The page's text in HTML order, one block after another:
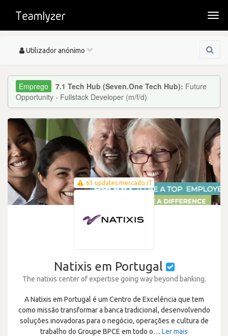
Toggle
Utilizador anónimo
7.1 Tech Hub (Seven.One Tech Hub): Future
Opportunity - Fullstack Developer (m/f/d)
61 updates mercado IT
Natixis em Portugal
The natixis center of expertise going way beyond banking.
A Natixis em Portugal é um Centro de Excelência que tem
como missão transformar a banca tradicional, desenvolvendo
soluções inovadoras para o negócio, operações e cultura de
trabalho do Groupe BPCE em todo o… Ler mais